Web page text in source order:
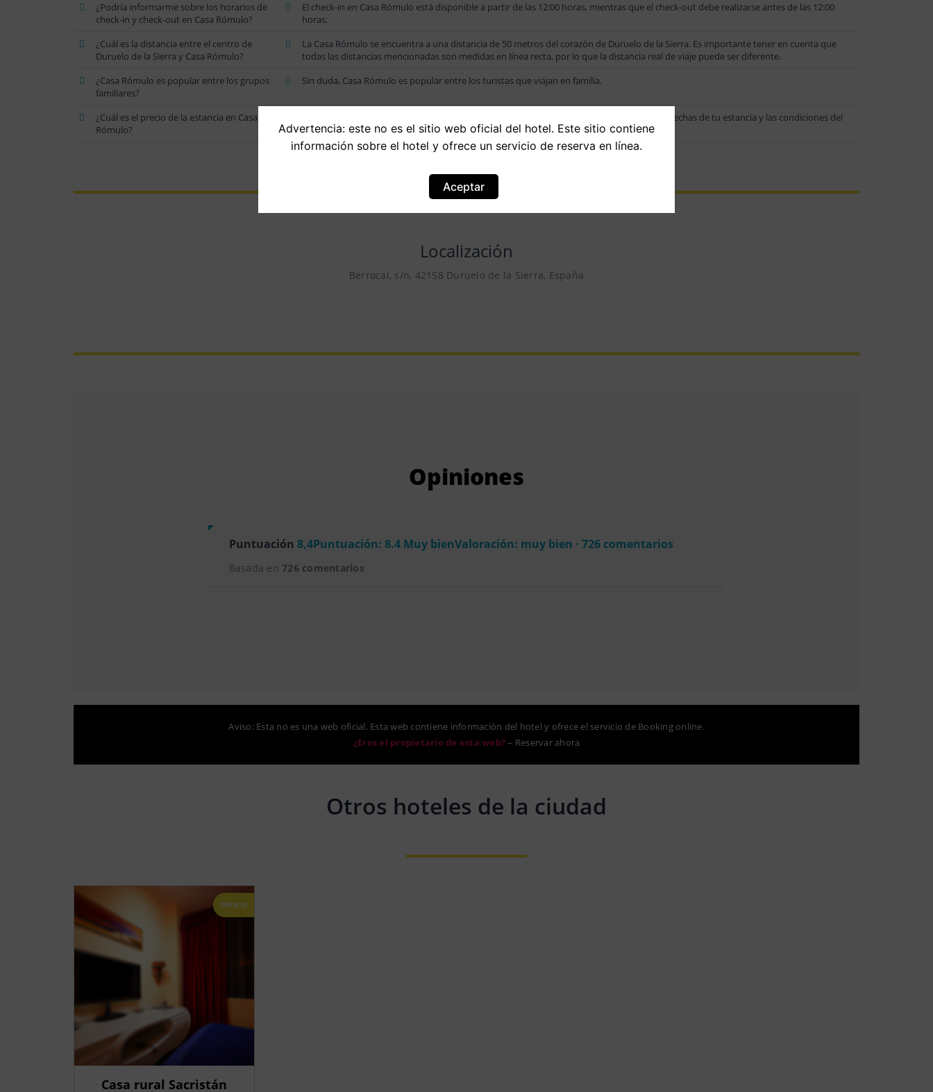
¿Podría informarme sobre los horarios de
check-in y check-out en Casa Rómulo?
El check-in en Casa Rómulo está disponible a partir de las 12:00 horas, mientras que el check-out debe realizarse antes de las 12:00
horas.
¿Cuál es la distancia entre el centro de
Duruelo de la Sierra y Casa Rómulo?
La Casa Rómulo se encuentra a una distancia de 50 metros del corazón de Duruelo de la Sierra. Es importante tener en cuenta que
todas las distancias mencionadas son medidas en línea recta, por lo que la distancia real de viaje puede ser diferente.
¿Casa Rómulo es popular entre los grupos
familiares?
Sin duda, Casa Rómulo es popular entre los turistas que viajan en familia.
¿Cuál es el precio de la estancia en Casa
Rómulo?
En Casa Rómulo, los precios pueden fluctuar dependiendo de diversos factores, como las fechas de tu estancia y las condiciones del
hotel. Selecciona tus fechas para consultar el precio actualizado.
Localización
Berrocal, s/n, 42158 Duruelo de la Sierra, España
Opiniones
Puntuación 8,4Puntuación: 8.4 Muy bienValoración: muy bien · 726 comentarios
Basada en 726 comentarios
Aviso: Esta no es una web oficial. Esta web contiene información del hotel y ofrece el servicio de Booking online.
¿Eres el propietario de esta web?– Reservar ahora
Otros hoteles de la ciudad
OFERTA
Casa rural Sacristán
Advertencia: este no es el sitio web oficial del hotel. Este sitio contiene
información sobre el hotel y ofrece un servicio de reserva en línea.
Aceptar